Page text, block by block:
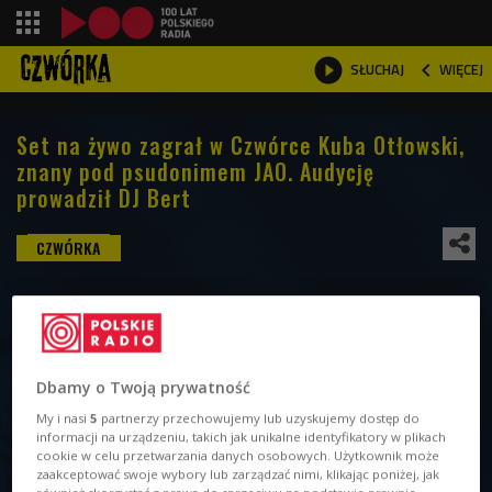
 SŁUCHAJ  WIĘCEJ

Set na żywo zagrał w Czwórce Kuba Otłowski,
znany pod psudonimem JAO. Audycję
prowadził DJ Bert
Dbamy o Twoją prywatność
My i nasi5 partnerzy przechowujemy lub uzyskujemy dostęp do
informacji na urządzeniu, takich jak unikalne identyfikatory w plikach
cookie w celu przetwarzania danych osobowych. Użytkownik może
zaakceptować swoje wybory lub zarządzać nimi, klikając poniżej, jak